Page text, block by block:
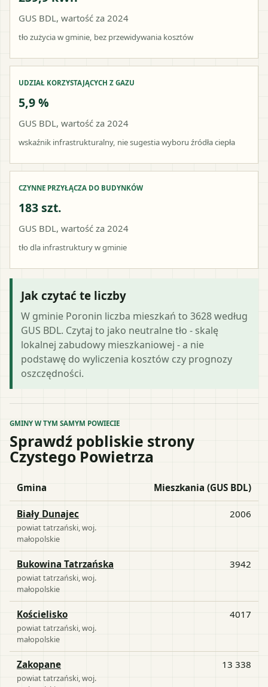
GUS BDL, wartość za 2024
tło zużycia w gminie, bez przewidywania kosztów
UDZIAŁ KORZYSTAJĄCYCH Z GAZU
5,9 %
GUS BDL, wartość za 2024
wskaźnik infrastrukturalny, nie sugestia wyboru źródła ciepła
CZYNNE PRZYŁĄCZA DO BUDYNKÓW
183 szt.
GUS BDL, wartość za 2024
tło dla infrastruktury w gminie
Jak czytać te liczby
W gminie Poronin liczba mieszkań to 3628 według
GUS BDL. Czytaj to jako neutralne tło - skalę
lokalnej zabudowy mieszkaniowej - a nie
podstawę do wyliczenia kosztów czy prognozy
oszczędności.
GMINY W TYM SAMYM POWIECIE
Sprawdź pobliskie strony
Czystego Powietrza
Gmina Mieszkania (GUS BDL)
Biały Dunajec
powiattatrzański , woj.
małopolskie
2006
Bukowina Tatrzańska
powiattatrzański , woj.
małopolskie
3942
Kościelisko
powiattatrzański , woj.
małopolskie
4017
Zakopane
powiattatrzański , woj.
13 338